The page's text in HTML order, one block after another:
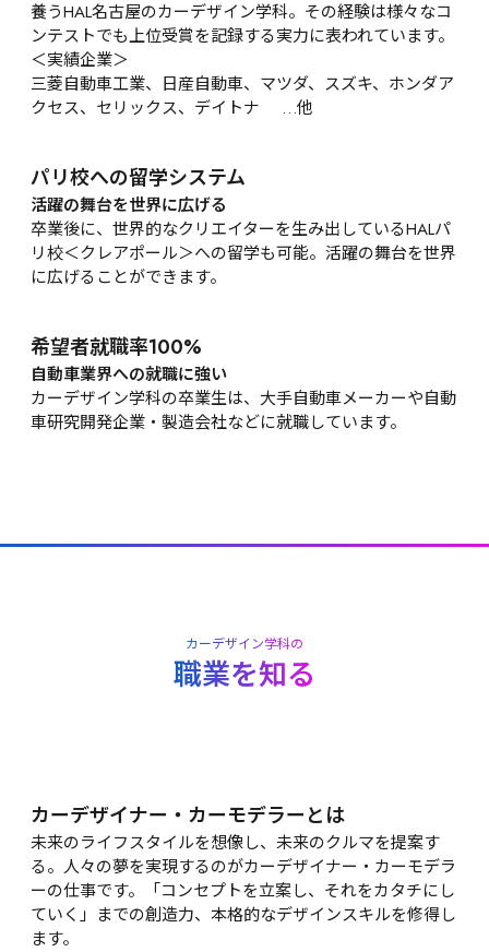
養うHAL名古屋のカーデザイン学科。その経験は様々なコ
ンテストでも上位受賞を記録する実力に表われています。
＜実績企業＞
三菱自動車工業、日産自動車、マツダ、スズキ、ホンダア
クセス、セリックス、デイトナ 　…他
パリ校への留学システム
活躍の舞台を世界に広げる
卒業後に、世界的なクリエイターを生み出しているHALパ
リ校＜クレアポール＞への留学も可能。活躍の舞台を世界
に広げることができます。
希望者就職率100%
自動車業界への就職に強い
カーデザイン学科の卒業生は、大手自動車メーカーや自動
車研究開発企業・製造会社などに就職しています。
カーデザイン学科の
職業を知る
カーデザイナー・カーモデラーとは
未来のライフスタイルを想像し、未来のクルマを提案す
る。人々の夢を実現するのがカーデザイナー・カーモデラ
ーの仕事です。「コンセプトを立案し、それをカタチにし
ていく」までの創造力、本格的なデザインスキルを修得し
ます。